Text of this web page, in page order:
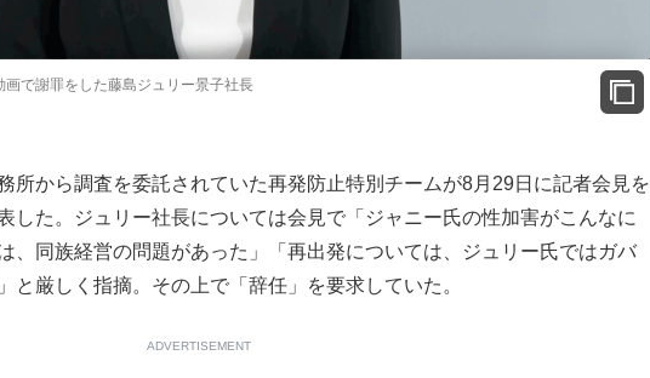
で謝罪をした藤島ジュリー景子社長
から調査を委託されていた再発防止特別チームが8月29日に記者会見を
した。ジュリー社長については会見で「ジャニー氏の性加害がこんなに
、同族経営の問題があった」「再出発については、ジュリー氏ではガバ
と厳しく指摘。その上で「辞任」を要求していた。
ADVERTISEMENT